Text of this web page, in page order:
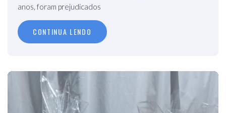
anos, foram prejudicados
CONTINUA LENDO